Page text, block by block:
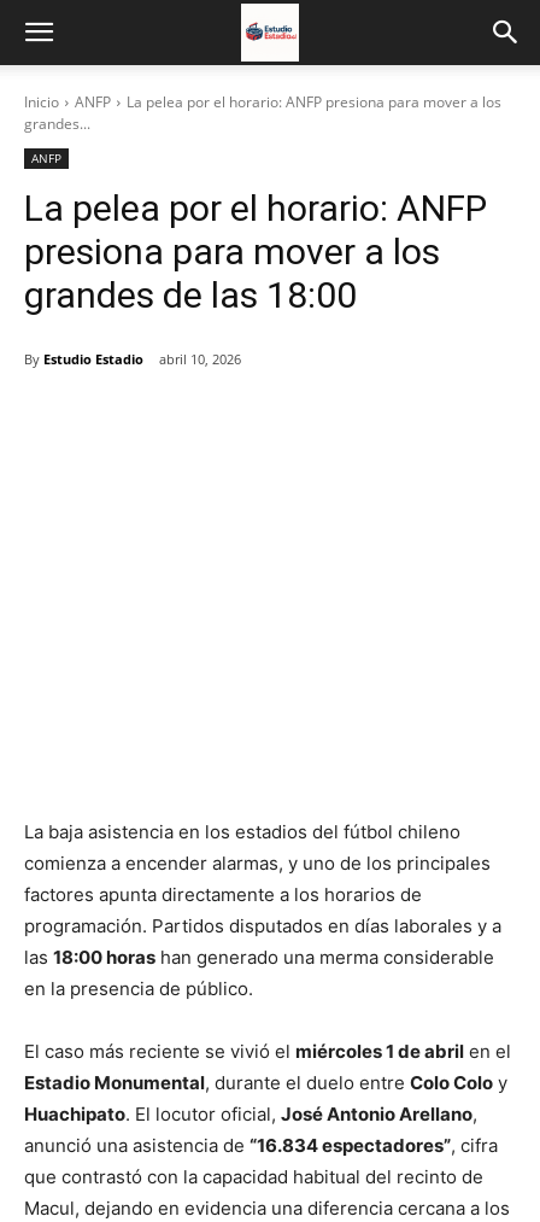
Inicio ANFP
La pelea por el horario: ANFP presiona para mover a los
grandes...
ANFP
La pelea por el horario: ANFP
presiona para mover a los
grandes de las 18:00
By Estudio Estadio abril 10, 2026
La baja asistencia en los estadios del fútbol chileno
comienza a encender alarmas, y uno de los principales
factores apunta directamente a los horarios de
programación. Partidos disputados en días laborales y a
las 18:00 horas han generado una merma considerable
en la presencia de público.
El caso más reciente se vivió el miércoles 1 de abril en el
Estadio Monumental, durante el duelo entre Colo Colo y
Huachipato. El locutor oficial, José Antonio Arellano,
anunció una asistencia de “16.834 espectadores”, cifra
que contrastó con la capacidad habitual del recinto de
Macul, dejando en evidencia una diferencia cercana a los